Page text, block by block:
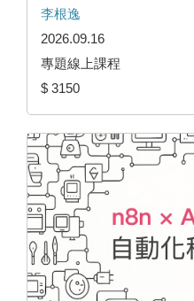
李根逸
2026.09.16
專題線上課程
$ 3150